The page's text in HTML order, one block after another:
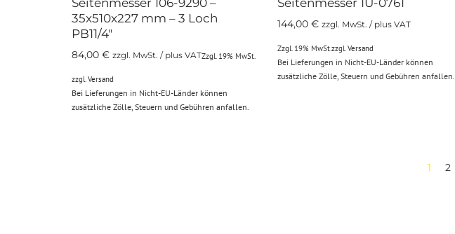
Seitenmesser 106-9290 –
35x510x227 mm – 3 Loch
PB11/4″
84,00 € zzgl. MwSt. / plus VATZzgl. 19% MwSt.
zzgl.Versand
Bei Lieferungen in Nicht-EU-Länder können
zusätzliche Zölle, Steuern und Gebühren anfallen.
Seitenmesser 1U-0761
144,00 € zzgl. MwSt. / plus VAT
Zzgl. 19% MwSt.zzgl.Versand
Bei Lieferungen in Nicht-EU-Länder können
zusätzliche Zölle, Steuern und Gebühren anfallen.
1 2